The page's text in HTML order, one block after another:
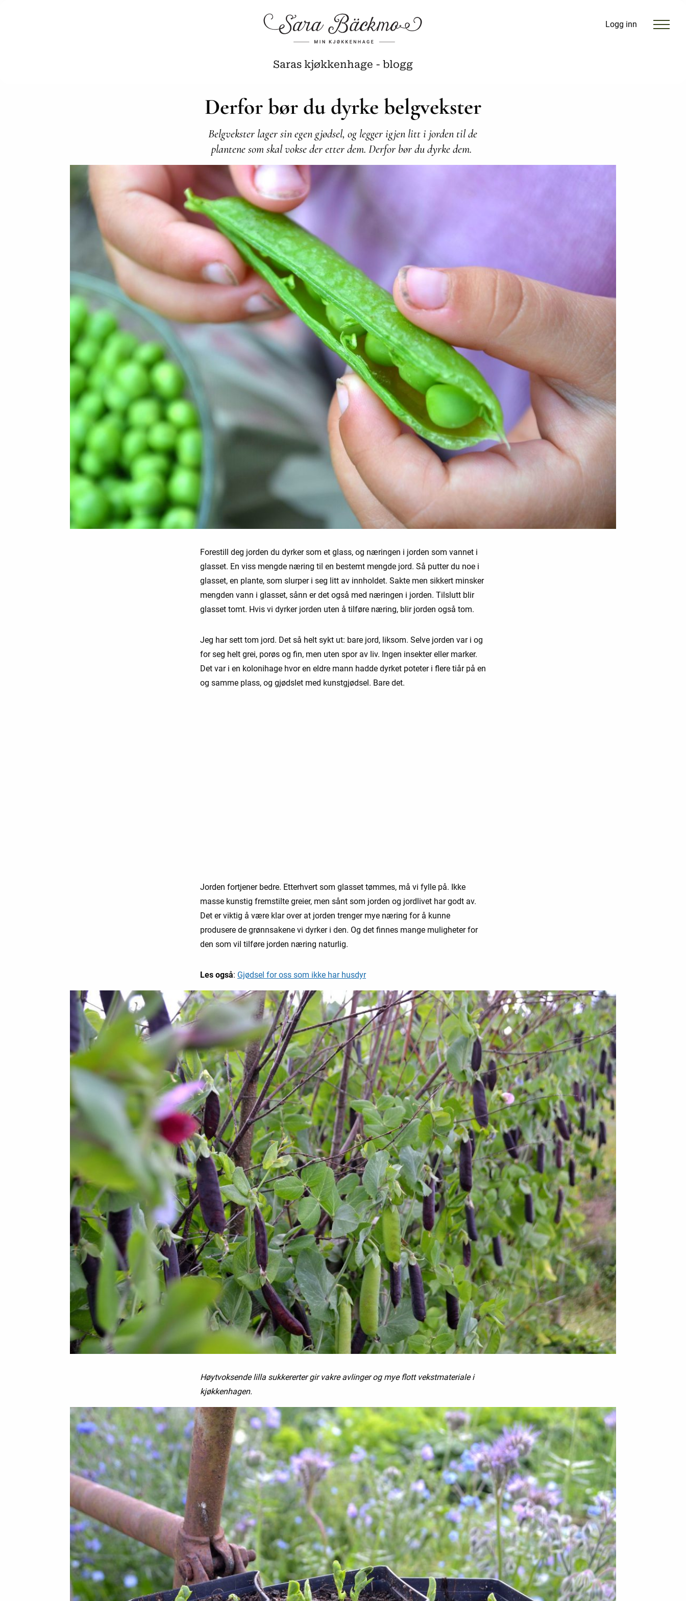
Logg inn
Saras kjøkkenhage - blogg
Derfor bør du dyrke belgvekster
Belgvekster lager sin egen gjødsel, og legger igjen litt i jorden til de
plantene som skal vokse der etter dem. Derfor bør du dyrke dem.
Forestill deg jorden du dyrker som et glass, og næringen i jorden som vannet i
glasset. En viss mengde næring til en bestemt mengde jord. Så putter du noe i
glasset, en plante, som slurper i seg litt av innholdet. Sakte men sikkert minsker
mengden vann i glasset, sånn er det også med næringen i jorden. Tilslutt blir
glasset tomt. Hvis vi dyrker jorden uten å tilføre næring, blir jorden også tom.
Jeg har sett tom jord. Det så helt sykt ut: bare jord, liksom. Selve jorden var i og
for seg helt grei, porøs og fin, men uten spor av liv. Ingen insekter eller marker.
Det var i en kolonihage hvor en eldre mann hadde dyrket poteter i flere tiår på en
og samme plass, og gjødslet med kunstgjødsel. Bare det.
Jorden fortjener bedre. Etterhvert som glasset tømmes, må vi fylle på. Ikke
masse kunstig fremstilte greier, men sånt som jorden og jordlivet har godt av.
Det er viktig å være klar over at jorden trenger mye næring for å kunne
produsere de grønnsakene vi dyrker i den. Og det finnes mange muligheter for
den som vil tilføre jorden næring naturlig.
Les også: Gjødsel for oss som ikke har husdyr
Høytvoksende lilla sukkererter gir vakre avlinger og mye flott vekstmateriale i
kjøkkenhagen.